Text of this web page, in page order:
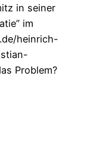
in seiner
im
heinrich-
Problem?